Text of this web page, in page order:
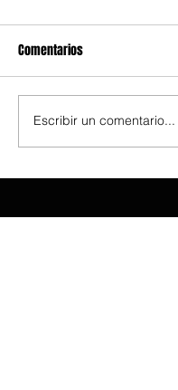
Comentarios
Escribir un comentario...